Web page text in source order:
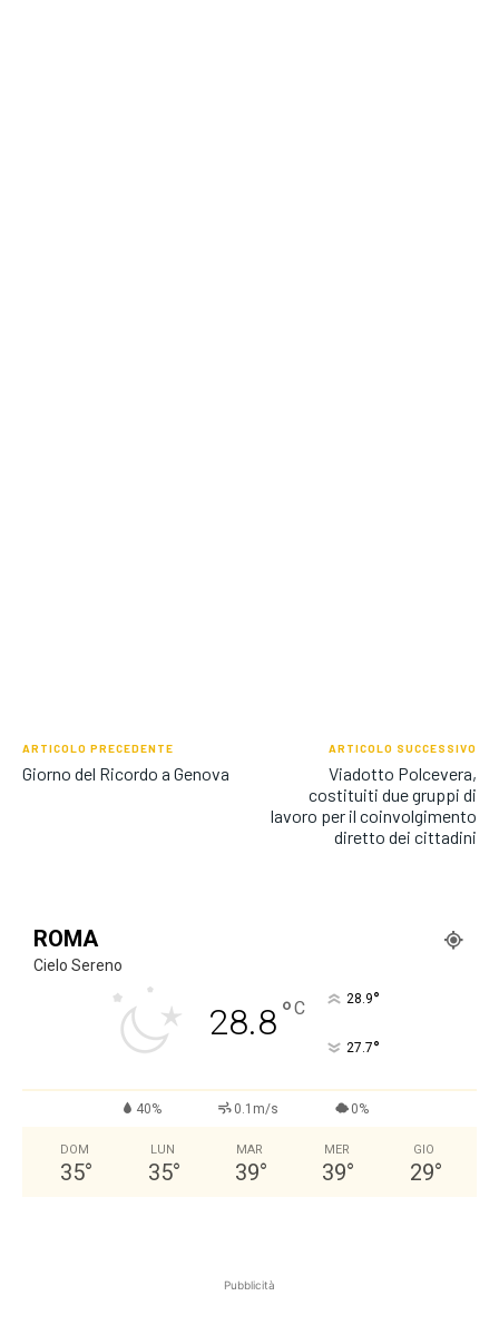
ARTICOLO PRECEDENTE
Giorno del Ricordo a Genova
ARTICOLO SUCCESSIVO
Viadotto Polcevera,
costituiti due gruppi di
lavoro per il coinvolgimento
diretto dei cittadini
ROMA
Cielo Sereno
28.8°C 28.9°
27.7°
40% 0.1m/s 0%
DOM
35°
LUN
35°
MAR
39°
MER
39°
GIO
29°
Pubblicità